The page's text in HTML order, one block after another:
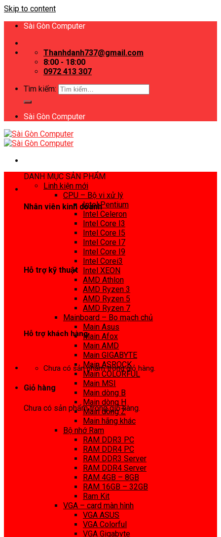
Skip to content
Sài Gòn Computer
Thanhdanh737@gmail.com
8:00 - 18:00
0972 413 307
Tìm kiếm:
Sài Gòn Computer
Nhân viên kinh doanh
Hỗ trợ kỹ thuật
Hỗ trợ khách hàng
Chưa có sản phẩm trong giỏ hàng.
Giỏ hàng
Chưa có sản phẩm trong giỏ hàng.
DANH MỤC SẢN PHẨM
Linh kiện mới
CPU – Bộ vi xử lý
Intel Pentium
Intel Celeron
Intel Core I3
Intel Core I5
Intel Core I7
Intel Core I9
Intel Corei3
Intel XEON
AMD Athlon
AMD Ryzen 3
AMD Ryzen 5
AMD Ryzen 7
Mainboard – Bo mạch chủ
Main Asus
Main Afox
Main AMD
Main GIGABYTE
Main ASROCK
Main COLORFUL
Main MSI
Main dòng B
Main dòng H
Main dòng Z
Main hãng khác
Bộ nhớ Ram
RAM DDR3 PC
RAM DDR4 PC
RAM DDR3 Server
RAM DDR4 Server
RAM 4GB – 8GB
RAM 16GB – 32GB
Ram Kit
VGA – card màn hình
VGA ASUS
VGA Colorful
VGA Gigabyte